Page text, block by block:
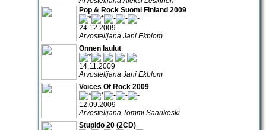
Pop & Rock Suomi Finland 2009
24.12.2009
Arvostelijana Jani Ekblom
Onnen laulut
14.11.2009
Arvostelijana Jani Ekblom
Voices Of Rock 2009
12.09.2009
Arvostelijana Tommi Saarikoski
Stupido 20 (2CD)